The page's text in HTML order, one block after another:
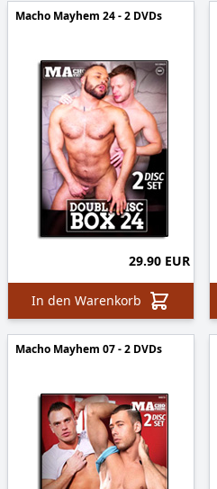
Macho Mayhem 24 - 2 DVDs
29.90 EUR
In den Warenkorb
Macho Mayhem 07 - 2 DVDs